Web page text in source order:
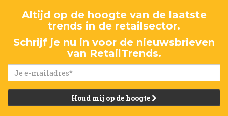
Altijd op de hoogte van de laatste
trends in de retailsector.
Schrijf je nu in voor de nieuwsbrieven
van RetailTrends.
Houd mij op de hoogte